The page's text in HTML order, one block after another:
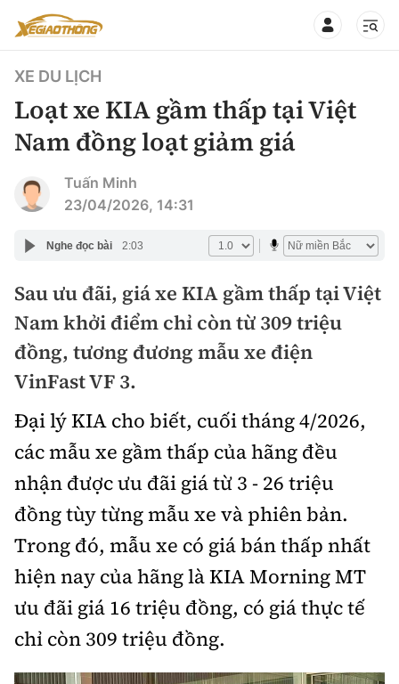
360° xe
Chính sách
Hạ tầng phương tiện
Góc nhìn
Tâm điểm
Xe du lịch
Xe máy
Đánh giá xe
Đánh giá xe mới
So sánh
Xếp hạng xe
Lái mới
Chọn xe
Lái xe an toàn
Bảo hiểm xe
Sản phẩm bảo hiểm
Bồi thường bảo hiểm
Xe xanh
Video
Review xe
Giới thiệu xe
Tư vấn
Ảnh
Ô tô
Xe máy
XE DU LỊCH
Loạt xe KIA gầm thấp tại Việt
Nam đồng loạt giảm giá
Tuấn Minh
23/04/2026, 14:31
Nghe đọc bài 2:03
Sau ưu đãi, giá xe KIA gầm thấp tại Việt
Nam khởi điểm chỉ còn từ 309 triệu
đồng, tương đương mẫu xe điện
VinFast VF 3.
Đại lý KIA cho biết, cuối tháng 4/2026,
các mẫu xe gầm thấp của hãng đều
nhận được ưu đãi giá từ 3 - 26 triệu
đồng tùy từng mẫu xe và phiên bản.
Trong đó, mẫu xe có giá bán thấp nhất
hiện nay của hãng là KIA Morning MT
ưu đãi giá 16 triệu đồng, có giá thực tế
chỉ còn 309 triệu đồng.